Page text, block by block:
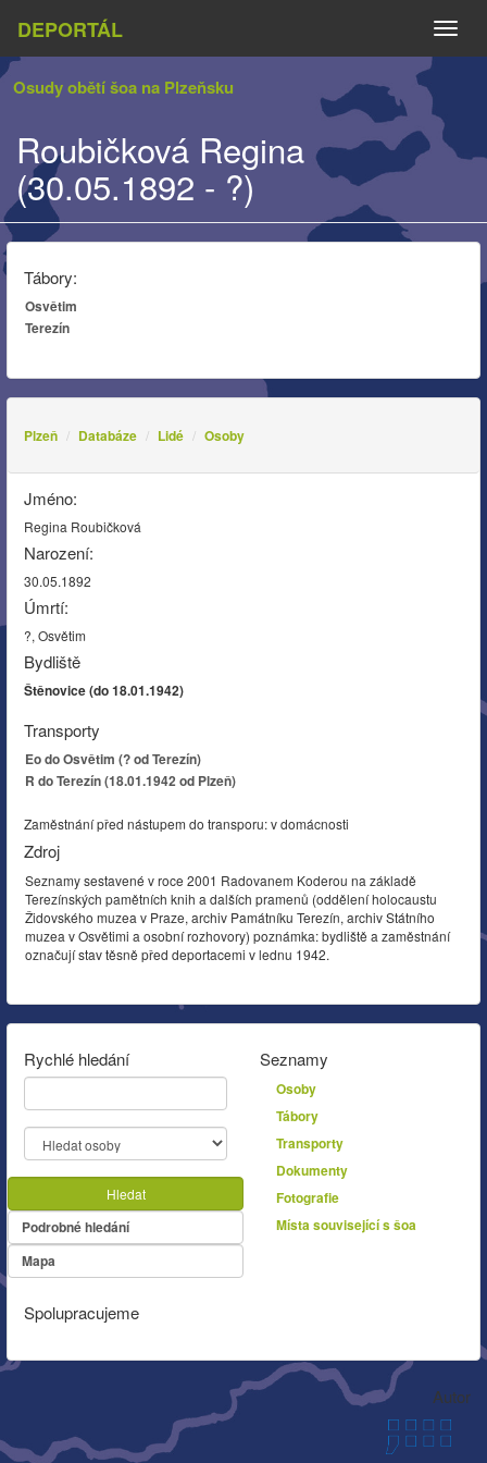
DEPORTÁL
Osudy obětí šoa na Plzeňsku
Roubičková Regina
(30.05.1892 - ?)
Tábory:
Osvětim
Terezín
Plzeň Databáze Lidé Osoby
Jméno:
Regina Roubičková
Narození:
30.05.1892
Úmrtí:
?, Osvětim
Bydliště
Štěnovice (do 18.01.1942)
Transporty
Eo do Osvětim (? od Terezín)
R do Terezín (18.01.1942 od Plzeň)
Zaměstnání před nástupem do transporu: v domácnosti
Zdroj
Seznamy sestavené v roce 2001 Radovanem Koderou na základě
Terezínských pamětních knih a dalších pramenů (oddělení holocaustu
Židovského muzea v Praze, archiv Památníku Terezín, archiv Státního
muzea v Osvětimi a osobní rozhovory) poznámka: bydliště a zaměstnání
označují stav těsně před deportacemi v lednu 1942.
Rychlé hledání
Hledat
Podrobné hledání
Mapa
Seznamy
Osoby
Tábory
Transporty
Dokumenty
Fotografie
Místa související s šoa
Spolupracujeme
Autor